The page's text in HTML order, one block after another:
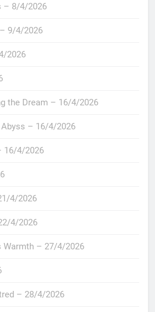
– 8/4/2026
9/4/2026
2026
the Dream – 16/4/2026
– 16/4/2026
16/4/2026
4/2026
4/2026
– 27/4/2026
– 28/4/2026